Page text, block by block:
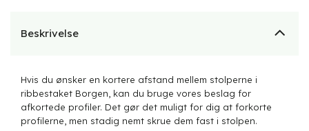
Beskrivelse
Hvis du ønsker en kortere afstand mellem stolperne i
ribbestaket Borgen, kan du bruge vores beslag for
afkortede profiler. Det gør det muligt for dig at forkorte
profilerne, men stadig nemt skrue dem fast i stolpen.